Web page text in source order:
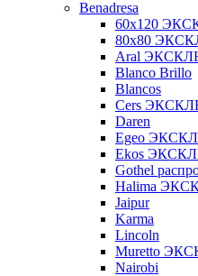
Benadresa
60х120
80х80
Aral
Blanco Brillo
Blancos
Cers
Daren
Egeo
Ekos
Gothel
Halima
Jaipur
Karma
Lincoln
Muretto
Nairobi